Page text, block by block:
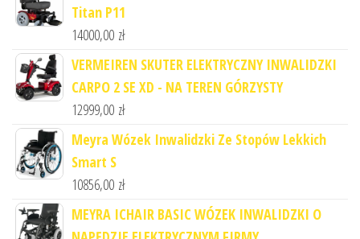
Titan P11
14000,00 zł
VERMEIREN SKUTER ELEKTRYCZNY INWALIDZKI
CARPO 2 SE XD - NA TEREN GÓRZYSTY
12999,00 zł
Meyra Wózek Inwalidzki Ze Stopów Lekkich
Smart S
10856,00 zł
MEYRA ICHAIR BASIC WÓZEK INWALIDZKI O